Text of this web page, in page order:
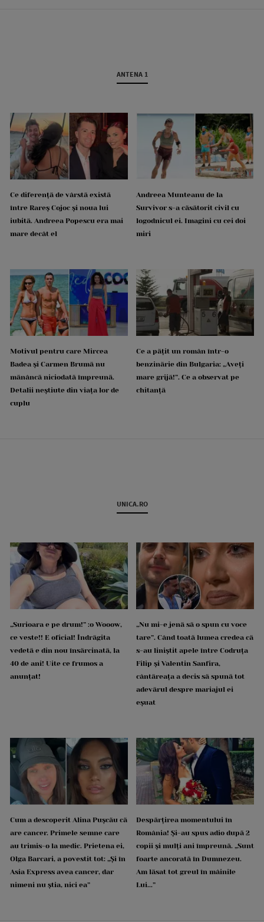
ANTENA 1
Ce diferență de vârstă există
între Rareș Cojoc și noua lui
iubită. Andreea Popescu era mai
mare decât el
Andreea Munteanu de la
Survivor s-a căsătorit civil cu
logodnicul ei. Imagini cu cei doi
miri
Motivul pentru care Mircea
Badea și Carmen Brumă nu
mănâncă niciodată împreună.
Detalii neștiute din viața lor de
cuplu
Ce a pățit un român într-o
benzinărie din Bulgaria: „Aveți
mare grijă!”. Ce a observat pe
chitanță
UNICA.RO
„Surioara e pe drum!” :o Wooow,
ce veste!! E oficial! Îndrăgita
vedetă e din nou însărcinată, la
40 de ani! Uite ce frumos a
anunțat!
„Nu mi-e jenă să o spun cu voce
tare”. Când toată lumea credea că
s-au liniștit apele între Codruța
Filip și Valentin Sanfira,
cântăreața a decis să spună tot
adevărul despre mariajul ei
eșuat
Cum a descoperit Alina Pușcău că
are cancer. Primele semne care
au trimis-o la medic. Prietena ei,
Olga Barcari, a povestit tot: „Și în
Asia Express avea cancer, dar
nimeni nu știa, nici ea”
Despărțirea momentului în
România! Și-au spus adio după 2
copii și mulți ani împreună. „Sunt
foarte ancorată în Dumnezeu.
Am lăsat tot greul în mâinile
Lui...”